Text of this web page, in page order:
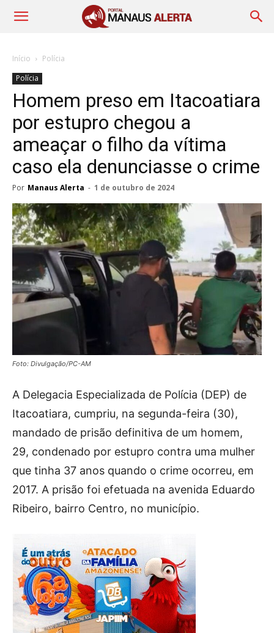
Início
Polícia
Polícia
Homem preso em Itacoatiara
por estupro chegou a
ameaçar o filho da vítima
caso ela denunciasse o crime
Por Manaus Alerta - 1 de outubro de 2024
Foto: Divulgação/PC-AM
A Delegacia Especializada de Polícia (DEP) de
Itacoatiara, cumpriu, na segunda-feira (30),
mandado de prisão definitiva de um homem,
29, condenado por estupro contra uma mulher
que tinha 37 anos quando o crime ocorreu, em
2017. A prisão foi efetuada na avenida Eduardo
Ribeiro, bairro Centro, no município.